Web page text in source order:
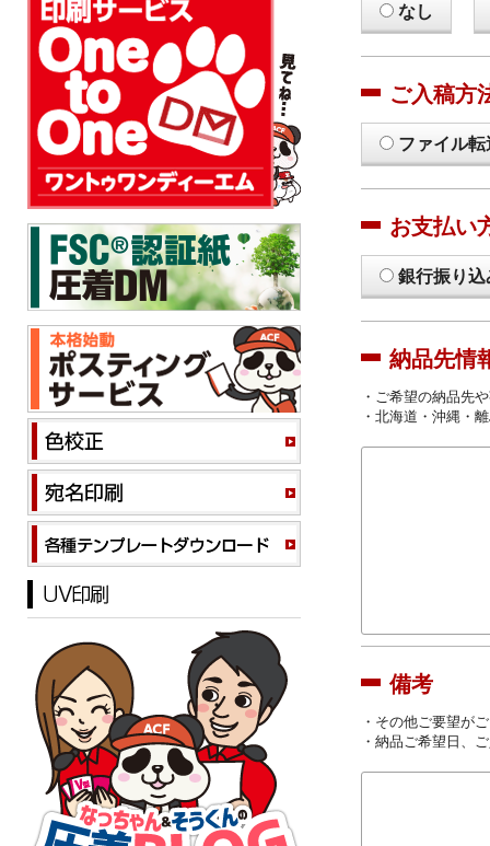
なし
ご入稿方
ファイル
お支払い
銀行振り込
納品先情
・ご希望の納品先
・北海道・沖縄・
備考
・その他ご要望が
・納品ご希望日、